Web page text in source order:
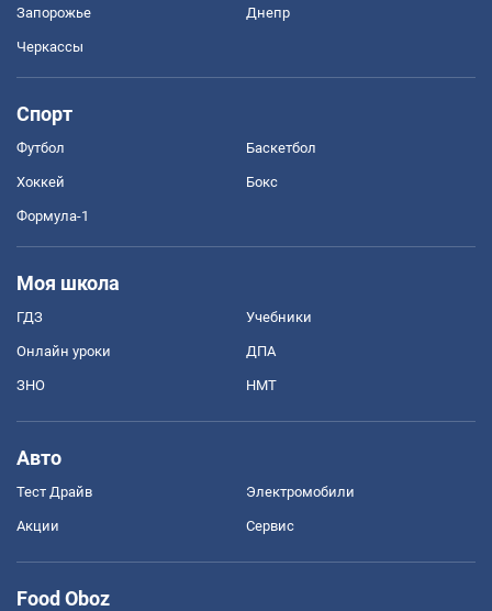
Запорожье Днепр
Черкассы
Спорт
Футбол Баскетбол
Хоккей Бокс
Формула-1
Моя школа
ГДЗ Учебники
Онлайн уроки ДПА
ЗНО НМТ
Авто
Тест Драйв Электромобили
Акции Сервис
Food Oboz